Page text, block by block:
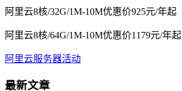
阿里云8核/32G/1M-10M优惠价925元/年起
阿里云8核/64G/1M-10M优惠价1179元/年起
阿里云服务器活动
最新文章